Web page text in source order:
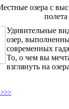
озера с
полета
Удивительные
озер,
современных
То, о чем вы
взглянуть на